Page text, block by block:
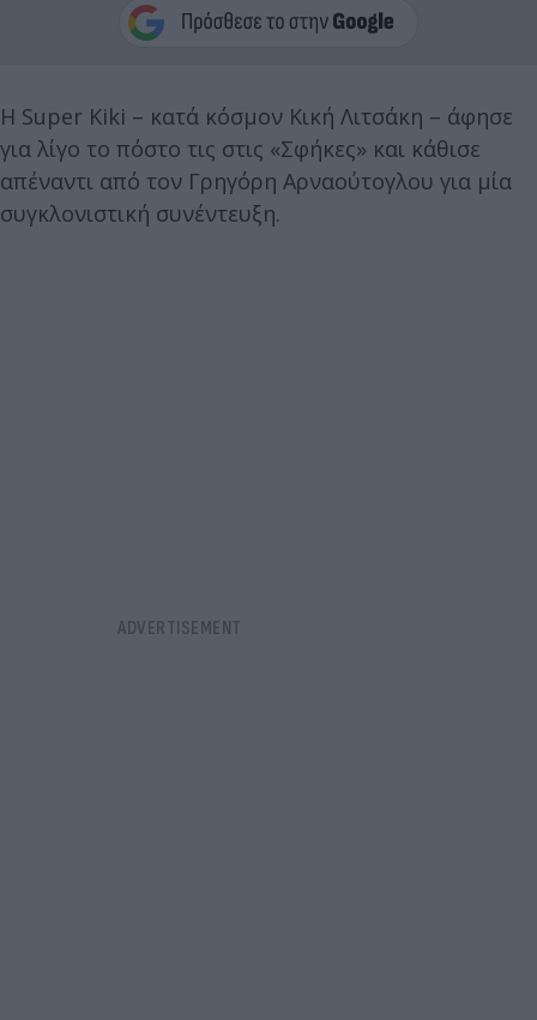
Η Super Kiki – κατά κόσμον Κική Λιτσάκη – άφησε
για λίγο το πόστο τις στις «Σφήκες» και κάθισε
απέναντι από τον Γρηγόρη Αρναούτογλου για μία
συγκλονιστική συνέντευξη.